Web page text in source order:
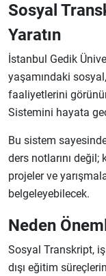
Sosyal
Yaratın
İstanbul Gedik
yaşamındaki
faaliyetlerini
Sistemini hayata
Bu sistem
ders notlarını değil;
projeler ve
belgeleyebilecek.
Neden
Sosyal Transkript,
dışı eğitim